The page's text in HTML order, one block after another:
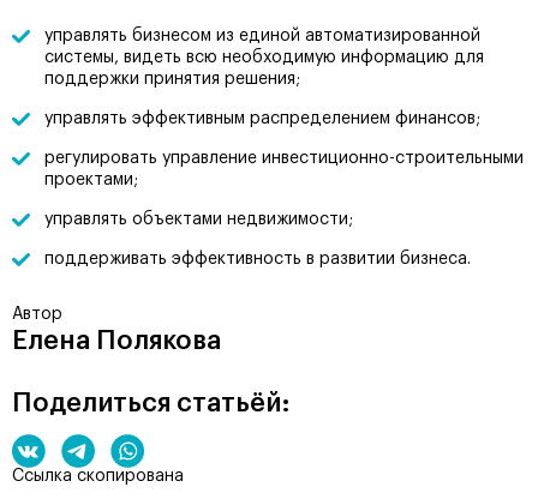
управлять бизнесом из единой автоматизированной
системы, видеть всю необходимую информацию для
поддержки принятия решения;
управлять эффективным распределением финансов;
регулировать управление инвестиционно-строительными
проектами;
управлять объектами недвижимости;
поддерживать эффективность в развитии бизнеса.
Автор
Елена Полякова
Поделиться статьёй:
Ссылка скопирована